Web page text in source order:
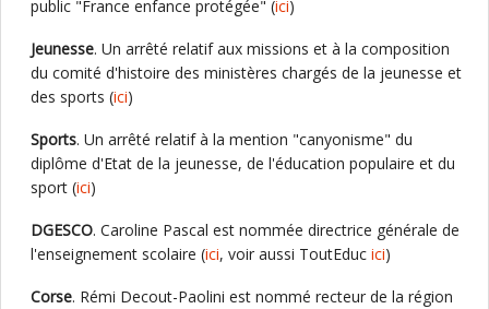
public "France enfance protégée" (ici)
Jeunesse. Un arrêté relatif aux missions et à la composition
du comité d'histoire des ministères chargés de la jeunesse et
des sports (ici)
Sports. Un arrêté relatif à la mention "canyonisme" du
diplôme d'Etat de la jeunesse, de l'éducation populaire et du
sport (ici)
DGESCO. Caroline Pascal est nommée directrice générale de
l'enseignement scolaire (ici, voir aussi ToutEduc ici)
Corse. Rémi Decout-Paolini est nommé recteur de la région